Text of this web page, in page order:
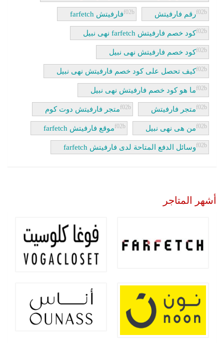
رقم فارفيتش فارفيتش farfetch
كود خصم فارفيتش farfetch نهى نبيل
كود خصم فارفيتش نهى نبيل
كيف تحصل على كود خصم فارفيتش نهى نبيل
ما هو كود خصم فارفيتش نهى نبيل
متجر فارفيتش متجر فارفيتش دوت كوم
من هى نهى نبيل موقع فارفيتش farfetch
وسائل الدفع المتاحة لدى فارفيتش farfetch
أشهر المتاجر